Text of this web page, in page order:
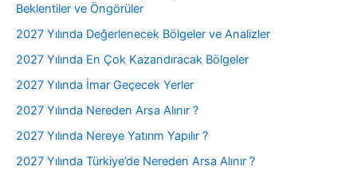
Beklentiler ve Öngörüler
2027 Yılında Değerlenecek Bölgeler ve Analizler
2027 Yılında En Çok Kazandıracak Bölgeler
2027 Yılında İmar Geçecek Yerler
2027 Yılında Nereden Arsa Alınır ?
2027 Yılında Nereye Yatırım Yapılır ?
2027 Yılında Türkiye’de Nereden Arsa Alınır ?